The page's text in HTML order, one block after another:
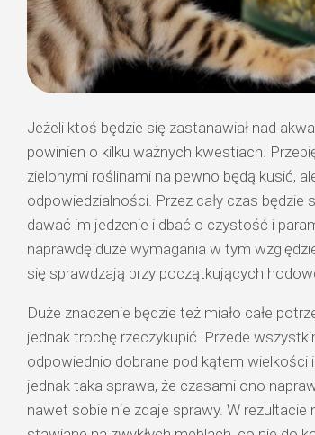
Jeżeli ktoś będzie się zastanawiał nad
powinien o kilku ważnych kwestiach.
zielonymi roślinami na pewno będą kusić,
odpowiedzialności. Przez cały czas będzie
dawać im jedzenie i dbać o czystość i
naprawdę duże wymagania w tym
się sprawdzają przy początkujących
Duże znaczenie będzie też miało całe
jednak trochę rzeczykupić. Przede
odpowiednio dobrane pod kątem
jednak taka sprawa, że czasami ono
nawet sobie nie zdaje sprawy. W rezultacie